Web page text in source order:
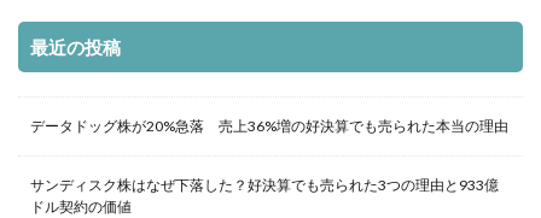
最近の投稿
データドッグ株が20%急落 売上36%増の好決算でも売られた本当の理由
サンディスク株はなぜ下落した？好決算でも売られた3つの理由と933億
ドル契約の価値